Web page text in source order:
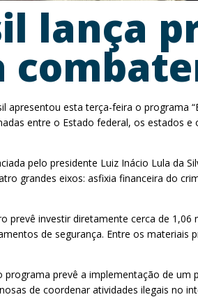
lança
apresentou esta terça-feira o programa
entre o Estado federal, os estados
pelo presidente Luiz Inácio Lula da
grandes eixos: asfixia financeira do
prevê investir diretamente cerca de
de segurança. Entre os
programa prevê a implementação de
de coordenar atividades ilegais no